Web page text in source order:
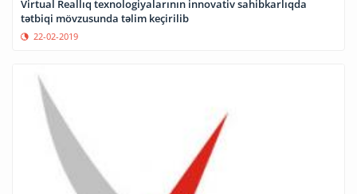
Virtual Reallıq texnologiyalarının innovativ sahibkarlıqda
tətbiqi mövzusunda təlim keçirilib
22-02-2019